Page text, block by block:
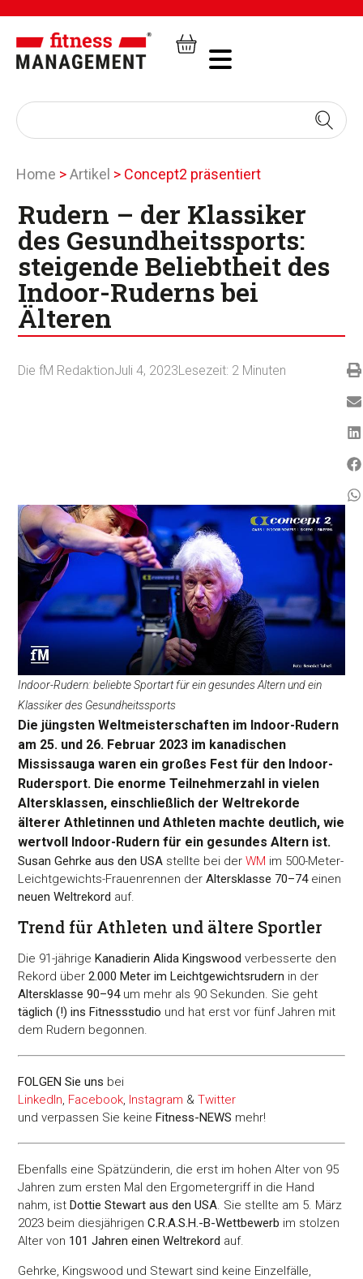
Home >Artikel > Concept2 präsentiert
Rudern – der Klassiker
des Gesundheitssports:
steigende Beliebtheit des
Indoor-Ruderns bei
Älteren
Die fM RedaktionJuli 4, 2023Lesezeit: 2 Minuten
Indoor-Rudern: beliebte Sportart für ein gesundes Altern und ein
Klassiker des Gesundheitssports
Die jüngsten Weltmeisterschaften im Indoor-Rudern
am 25. und 26. Februar 2023 im kanadischen
Mississauga waren ein großes Fest für den Indoor-
Rudersport. Die enorme Teilnehmerzahl in vielen
Altersklassen, einschließlich der Weltrekorde
älterer Athletinnen und Athleten machte deutlich, wie
wertvoll Indoor-Rudern für ein gesundes Altern ist.
Susan Gehrke aus den USA stellte bei derWM im 500-Meter-
Leichtgewichts-Frauenrennen derAltersklasse 70–74einen
neuen Weltrekord auf.
Trend für Athleten und ältere Sportler
Die 91-jährigeKanadierin Alida Kingswood verbesserte den
Rekord über2.000 Meter im Leichtgewichtsrudern in der
Altersklasse 90–94um mehr als 90 Sekunden. Sie geht
täglich (!) ins Fitnessstudio und hat erst vor fünf Jahren mit
dem Rudern begonnen.
FOLGEN Sie uns bei
LinkedIn, Facebook, Instagram &Twitter
und verpassen Sie keineFitness-NEWS mehr!
Ebenfalls eine Spätzünderin, die erst im hohen Alter von 95
Jahren zum ersten Mal den Ergometergriff in die Hand
nahm, istDottie Stewart aus den USA. Sie stellte am 5. März
2023 beim diesjährigenC.R.A.S.H.-B-Wettbewerb im stolzen
Alter von 101 Jahren einen Weltrekord auf.
Gehrke, Kingswood und Stewart sind keine Einzelfälle,